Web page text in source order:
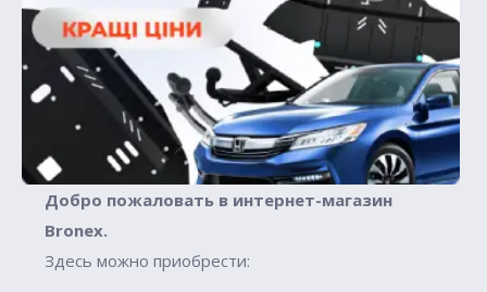
Добро пожаловать в интернет-магазин
Вronex.
Здесь можно приобрести: